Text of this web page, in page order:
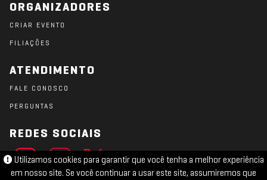
ORGANIZADORES
CRIAR EVENTO
FILIAÇÕES
ATENDIMENTO
FALE CONOSCO
PERGUNTAS
REDES SOCIAIS
Utilizamos cookies para garantir que você tenha a melhor experiência
em nosso site. Se você continuar a usar este site, assumiremos que